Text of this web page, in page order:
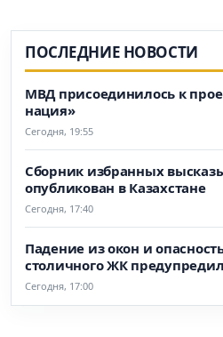
ПОСЛЕДНИЕ НОВОСТИ
МВД присоединилось к
нация»
Сегодня, 19:55
Сборник избранных
опубликован в Казахстане
Сегодня, 17:40
Падение из окон и
столичного ЖК
Сегодня, 17:00